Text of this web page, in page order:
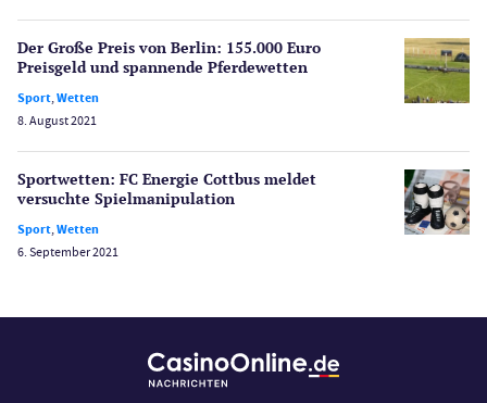
Spielerschutz
Sport
Wetten
Wirtschaft
Casino Testberichte
Bonus Ohne Einzahlung
Der Große Preis von Berlin: 155.000 Euro
Preisgeld und spannende Pferdewetten
Sport,Wetten
8. August 2021
Sportwetten: FC Energie Cottbus meldet
versuchte Spiel­manipulation
Sport,Wetten
6. September 2021